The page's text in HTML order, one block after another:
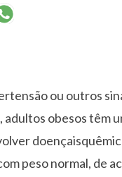
ou outros
adultos obesos têm
peso normal, de